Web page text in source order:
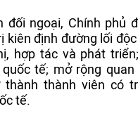
đối ngoại, Chính phủ
kiên định đường lối
hợp tác và phát
tế; mở rộng
thành viên có
tế.